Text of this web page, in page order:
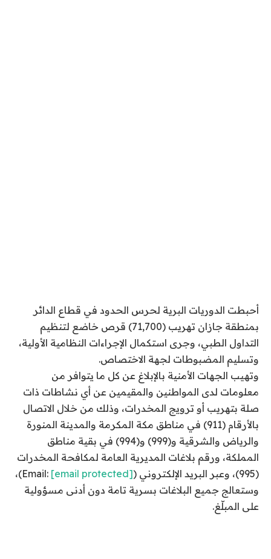
أحبطت الدوريات البرية لحرس الحدود في قطاع الدائر
بمنطقة جازان تهريب (71,700) قرص خاضع لتنظيم
التداول الطبي، وجرى استكمال الإجراءات النظامية الأولية،
وتسليم المضبوطات لجهة الاختصاص.
‏‎وتهيب الجهات الأمنية بالإبلاغ عن كل ما يتوافر من
معلومات لدى المواطنين والمقيمين عن أي نشاطات ذات
صلة بتهريب أو ترويج المخدرات، وذلك من خلال الاتصال
بالأرقام (911) في مناطق مكة المكرمة والمدينة المنورة
والرياض والشرقية و(999) و(994) في بقية مناطق
المملكة، ورقم بلاغات المديرية العامة لمكافحة المخدرات
(995)، وعبر البريد الإلكتروني (Email:
[email protected]
)،
وستعالج جميع البلاغات بسرية تامة دون أدنى مسؤولية
على المبلّغ.